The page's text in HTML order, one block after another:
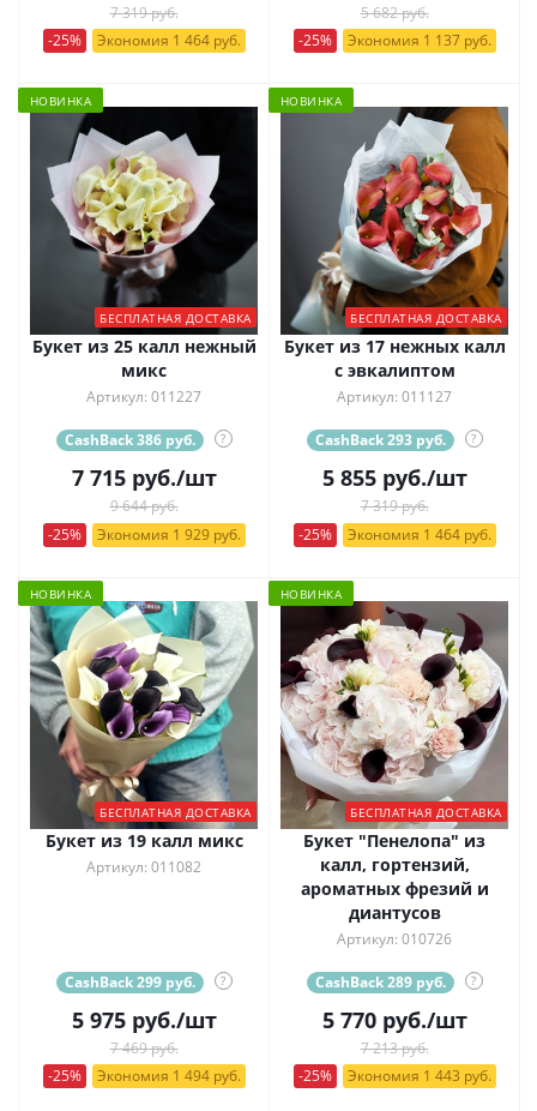
7 319 руб.
-25%
Экономия 1 464 руб.
5 682 руб.
-25%
Экономия 1 137 руб.
НОВИНКА
БЕСПЛАТНАЯ ДОСТАВКА
Букет из 25 калл нежный
микс
Артикул: 011227
CashBack 386 руб. ?
7 715руб./шт
9 644 руб.
-25%
Экономия 1 929 руб.
НОВИНКА
БЕСПЛАТНАЯ ДОСТАВКА
Букет из 17 нежных калл
с эвкалиптом
Артикул: 011127
CashBack 293 руб. ?
5 855руб./шт
7 319 руб.
-25%
Экономия 1 464 руб.
НОВИНКА
БЕСПЛАТНАЯ ДОСТАВКА
Букет из 19 калл микс
Артикул: 011082
CashBack 299 руб. ?
5 975руб./шт
7 469 руб.
-25%
Экономия 1 494 руб.
НОВИНКА
БЕСПЛАТНАЯ ДОСТАВКА
Букет "Пенелопа" из
калл, гортензий,
ароматных фрезий и
диантусов
Артикул: 010726
CashBack 289 руб. ?
5 770руб./шт
7 213 руб.
-25%
Экономия 1 443 руб.